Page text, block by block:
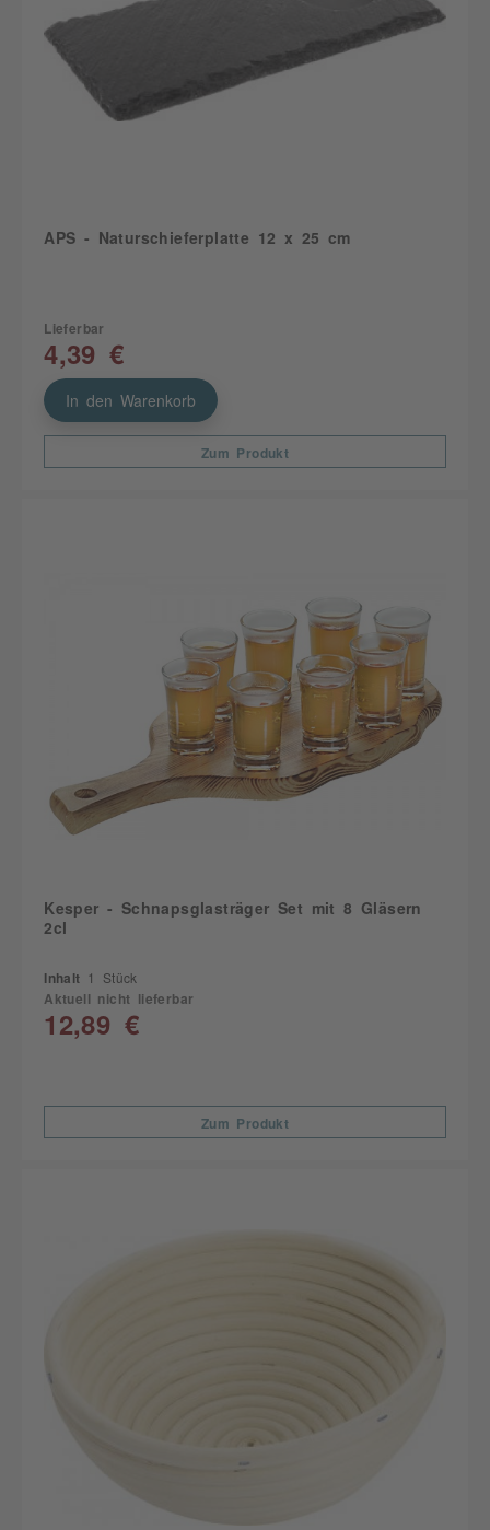
APS - Naturschieferplatte 12 x 25 cm
Lieferbar
4,39 €
In den Warenkorb
Zum Produkt
Kesper - Schnapsglasträger Set mit 8 Gläsern
2cl
Inhalt 1 Stück
Aktuell nicht lieferbar
12,89 €
Zum Produkt